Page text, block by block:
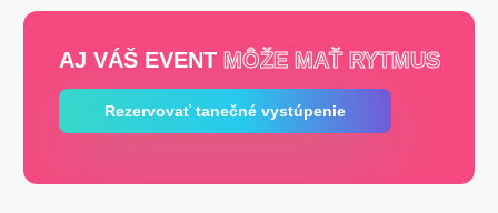
AJ VÁŠ EVENT MÔŽE MAŤ RYTMUS
Rezervovať tanečné vystúpenie